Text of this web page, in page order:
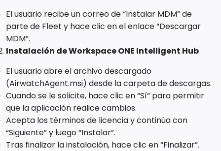
El usuario recibe un correo de “Instalar MDM” de
parte de Fleet y hace clic en el enlace “Descargar
MDM”.
Instalación de Workspace ONE Intelligent Hub
El usuario abre el archivo descargado
(AirwatchAgent.msi) desde la carpeta de descargas.
Cuando se le solicite, hace clic en “Sí” para permitir
que la aplicación realice cambios.
Acepta los términos de licencia y continúa con
“Siguiente” y luego “Instalar”.
Tras finalizar la instalación, hace clic en “Finalizar”.